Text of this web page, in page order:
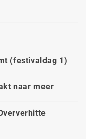
(festivaldag 1)
naar meer